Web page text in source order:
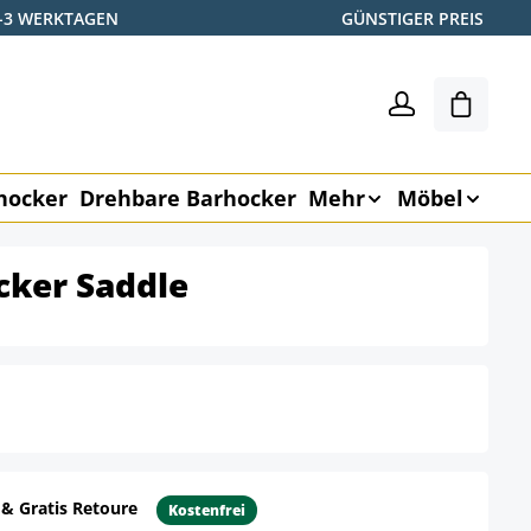
WERKTAGEN GÜNSTIGER PREIS
Drehbare Barhocker Mehr Möbel
Saddle
Gratis Retoure Kostenfrei